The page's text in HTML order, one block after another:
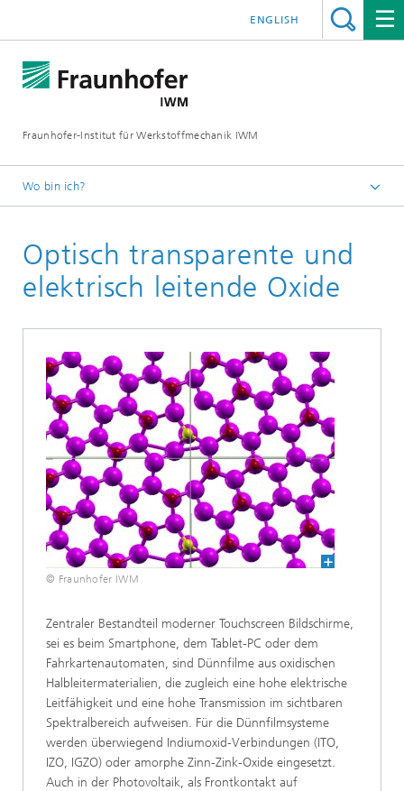
Fraunhofer-Institut für Werkstoffmechanik IWM
ENGLISH
Wo bin ich?
Geschäftsfelder
Werkstoffbewertung und Lebensdauerkonzepte
Optisch transparente und
elektrisch leitende Oxide
© Fraunhofer IWM
Zentraler Bestandteil moderner Touchscreen Bildschirme,
sei es beim Smartphone, dem Tablet-PC oder dem
Fahrkartenautomaten, sind Dünnfilme aus oxidischen
Halbleitermaterialien, die zugleich eine hohe elektrische
Leitfähigkeit und eine hohe Transmission im sichtbaren
Spektralbereich aufweisen. Für die Dünnfilmsysteme
werden überwiegend Indiumoxid-Verbindungen (ITO,
IZO, IGZO) oder amorphe Zinn-Zink-Oxide eingesetzt.
Auch in der Photovoltaik, als Frontkontakt auf